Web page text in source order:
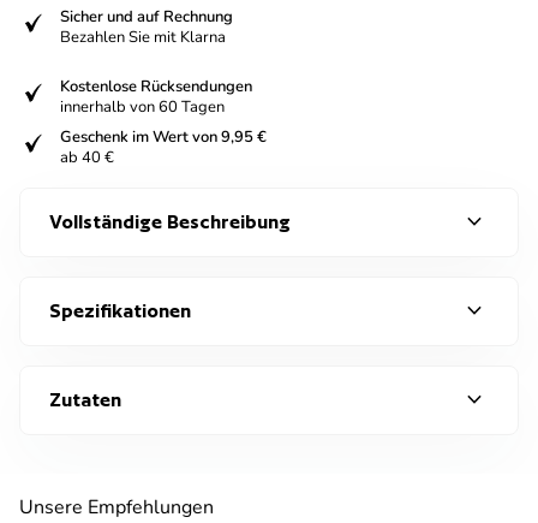
Sicher und auf Rechnung
Bezahlen Sie mit Klarna
Kostenlose Rücksendungen
innerhalb von 60 Tagen
Geschenk im Wert von 9,95 €
ab 40 €
Vollständige Beschreibung expand_more
Spezifikationen expand_more
Zutaten expand_more
Unsere Empfehlungen